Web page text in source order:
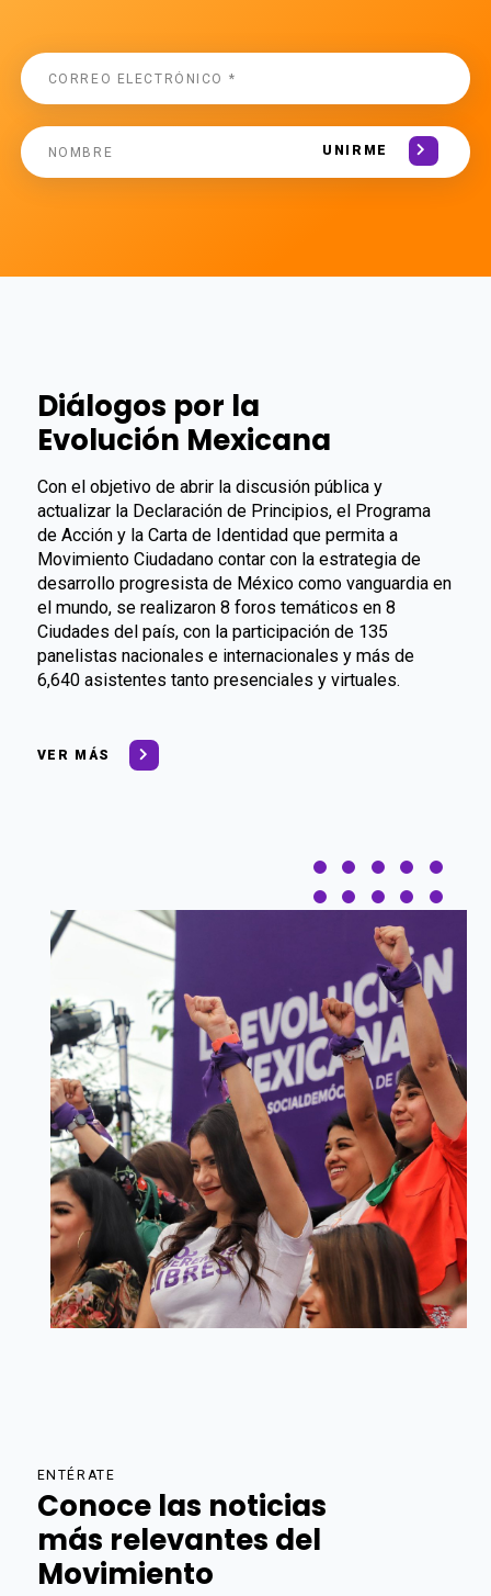
UNIRME
Diálogos por la
Evolución Mexicana
Con el objetivo de abrir la discusión pública y
actualizar la Declaración de Principios, el Programa
de Acción y la Carta de Identidad que permita a
Movimiento Ciudadano contar con la estrategia de
desarrollo progresista de México como vanguardia en
el mundo, se realizaron 8 foros temáticos en 8
Ciudades del país, con la participación de 135
panelistas nacionales e internacionales y más de
6,640 asistentes tanto presenciales y virtuales.
VER MÁS
ENTÉRATE
Conoce las noticias
más relevantes del
Movimiento